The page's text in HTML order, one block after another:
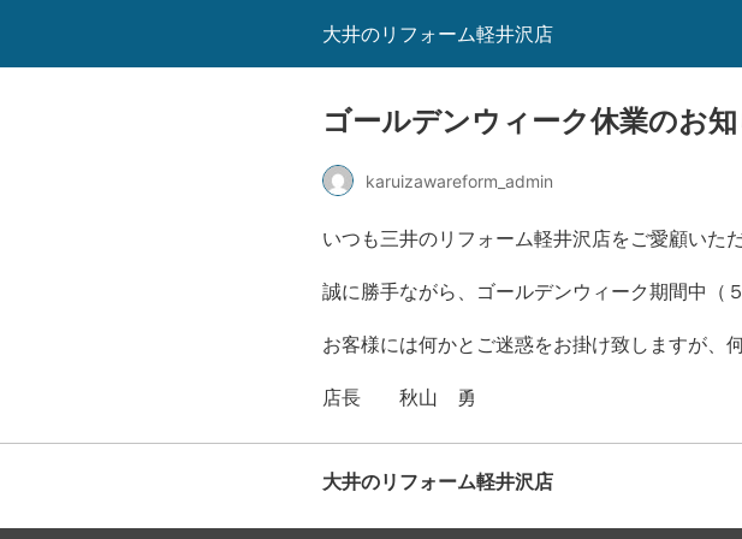
大井のリフォーム軽井沢店
ゴールデンウィーク休業のお
karuizawareform_admin
いつも三井のリフォーム軽井沢店をご愛顧いた
誠に勝手ながら、ゴールデンウィーク期間中（
お客様には何かとご迷惑をお掛け致しますが、
店長 秋山 勇
大井のリフォーム軽井沢店